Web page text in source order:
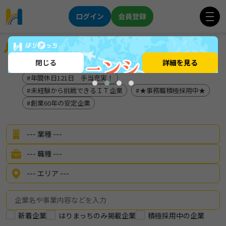
ログイン 会員登録
企業を探す
サービス
「やりたい」を地元で叶える！
年間休日121日 手当充実！
未経験から挑戦できるＩＴ企業
★事務職積極採用中★
創業60年の安定企業
新着企業 はりまっちのみ掲載企業
積極採用中の企業
閉じる 詳細を見る